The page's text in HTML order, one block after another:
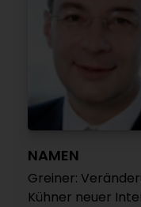
NAMEN
Greiner:
Kühner neuer